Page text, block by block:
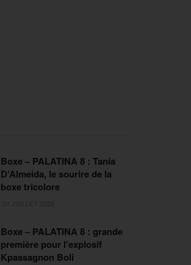
Boxe – PALATINA 8 : Tania
D’Almeida, le sourire de la
boxe tricolore
Boxe – PALATINA 8 : grande
première pour l’explosif
Kpassagnon Boli